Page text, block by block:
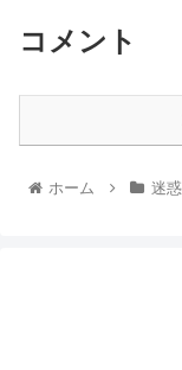
コメント
ホーム 迷